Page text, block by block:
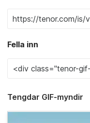
Fella inn
Tengdar GIF-myndir